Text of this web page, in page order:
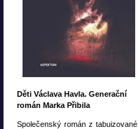
Děti Václava Havla. Generační
román Marka Přibila
Společenský román z tabuizované